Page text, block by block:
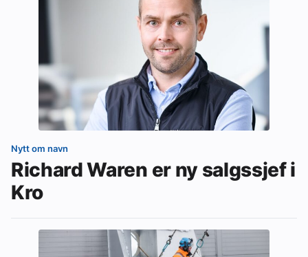
Nytt om navn
Richard Waren er ny salgssjef i
Kro